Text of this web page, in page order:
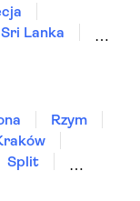
Sri Lanka
Rzym
Split